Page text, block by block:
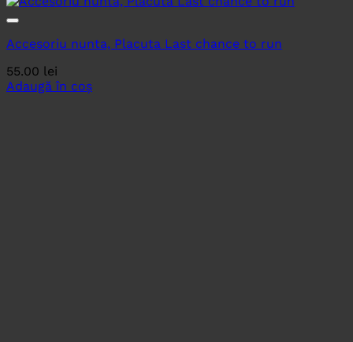
Accesoriu nunta, Placuta Last chance to run
55.00 lei
Adaugă în coș